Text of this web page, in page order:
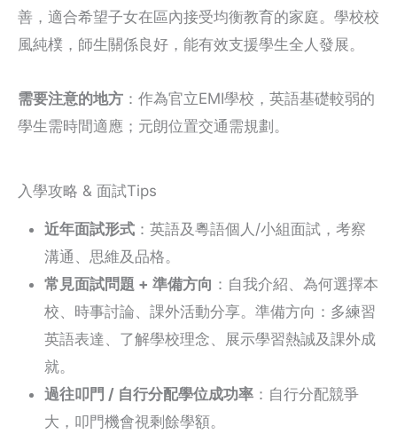
善，適合希望子女在區內接受均衡教育的家庭。學校校
風純樸，師生關係良好，能有效支援學生全人發展。
需要注意的地方 ：作為官立EMI學校，英語基礎較弱的
學生需時間適應；元朗位置交通需規劃。
入學攻略 & 面試Tips
近年面試形式 ：英語及粵語個人/小組面試，考察
溝通、思維及品格。
常見面試問題 + 準備方向 ：自我介紹、為何選擇本
校、時事討論、課外活動分享。準備方向：多練習
英語表達、了解學校理念、展示學習熱誠及課外成
就。
過往叩門 / 自行分配學位成功率 ：自行分配競爭
大，叩門機會視剩餘學額。